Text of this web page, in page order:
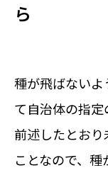
ら
種が飛ばない
て自治体の指定
前述したとお
ことなので、